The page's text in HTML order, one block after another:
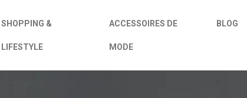
SHOPPING &
LIFESTYLE
ACCESSOIRES DE
MODE
BLOG